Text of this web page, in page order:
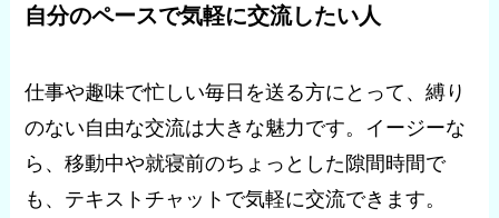
自分のペースで気軽に交流したい人
仕事や趣味で忙しい毎日を送る方にとって、縛り
のない自由な交流は大きな魅力です。イージーな
ら、移動中や就寝前のちょっとした隙間時間で
も、テキストチャットで気軽に交流できます。